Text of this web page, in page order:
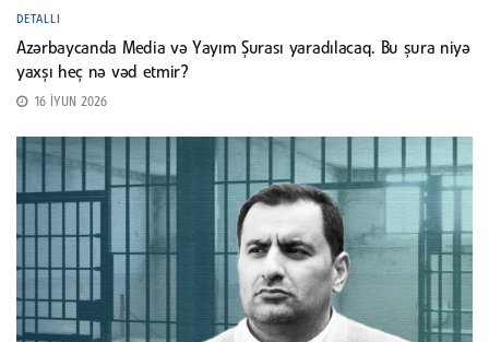
DETALLI
Azərbaycanda Media və Yayım Şurası yaradılacaq. Bu şura niyə
yaxşı heç nə vəd etmir?
16 İYUN 2026